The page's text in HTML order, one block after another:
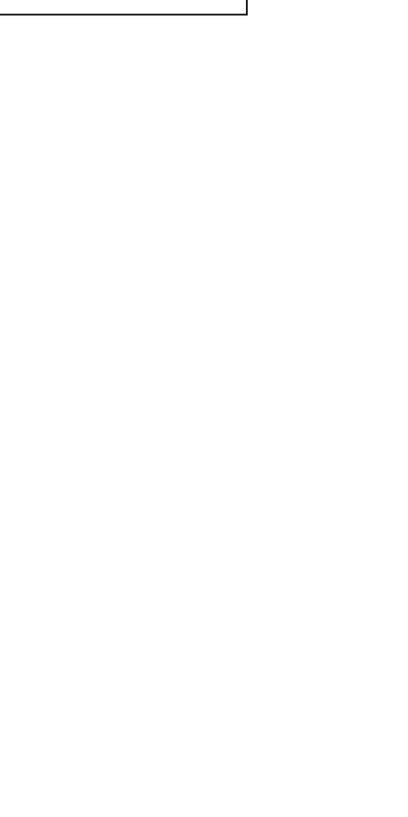
yaradıcılığı milli